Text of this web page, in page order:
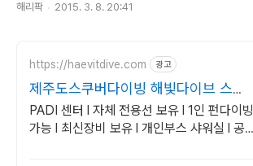
해리팍 2015. 3. 8. 20:41
https://haevitdive.com 광고
제주도스쿠버다이빙 해빛다이브 스킨
스쿠버교육 오픈워터자격증
PADI 센터 l 자체 전용선 보유 l 1인 펀다이빙
가능 l 최신장비 보유 l 개인부스 샤워실 l 공